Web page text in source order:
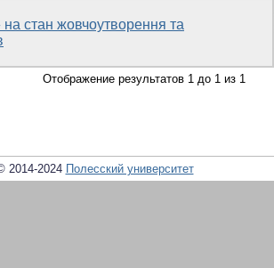
стан жовчоутворення та
Отображение результатов 1 до 1 из 1
2014-2024 Полесский университет